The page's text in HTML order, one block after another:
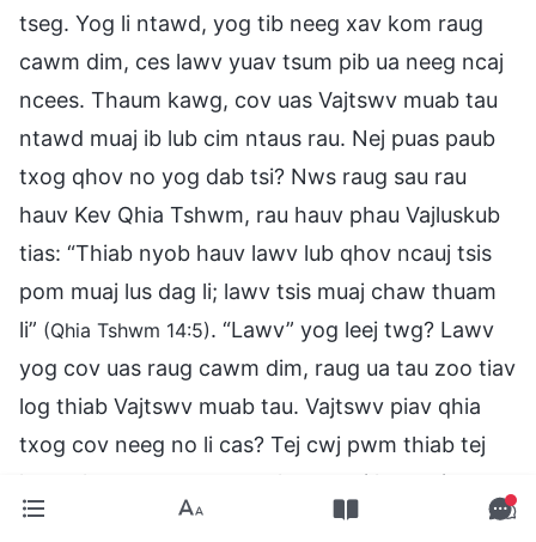
tseg. Yog li ntawd, yog tib neeg xav kom raug
cawm dim, ces lawv yuav tsum pib ua neeg ncaj
ncees. Thaum kawg, cov uas Vajtswv muab tau
ntawd muaj ib lub cim ntaus rau. Nej puas paub
txog qhov no yog dab tsi? Nws raug sau rau
hauv Kev Qhia Tshwm, rau hauv phau Vajluskub
tias: “Thiab nyob hauv lawv lub qhov ncauj tsis
pom muaj lus dag li; lawv tsis muaj chaw thuam
li” (Qhia Tshwm 14:5). “Lawv” yog leej twg? Lawv
yog cov uas raug cawm dim, raug ua tau zoo tiav
log thiab Vajtswv muab tau. Vajtswv piav qhia
txog cov neeg no li cas? Tej cwj pwm thiab tej
kev nthuav tawm ntawm lawv txoj kev coj yog
dab tsi? Lawv tsis muaj chaw thuam li. Lawv tsis